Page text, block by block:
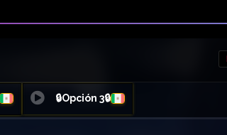
🔒Opción 3🔒